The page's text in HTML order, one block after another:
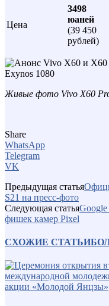
Цена
3498
юаней
(39 450
рублей)
Живые фото Vivo X60
Share
WhatsApp
Telegram
VK
Предыдущая статья
S21 на пресс-фото
Следующая статья
фишек камер Pixel
СХОЖИЕ СТАТЬИ